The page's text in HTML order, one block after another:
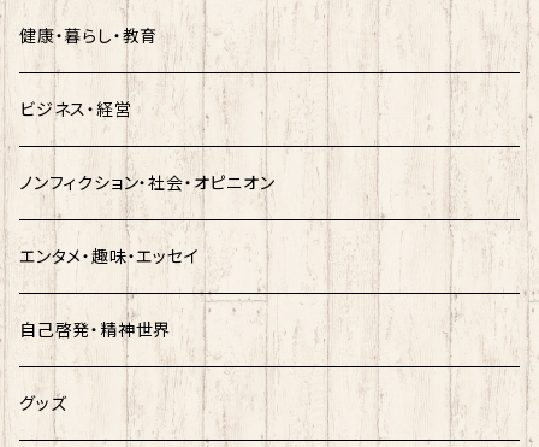
健康・暮らし・教育
ビジネス・経営
ノンフィクション・社会・オピニオン
エンタメ・趣味・エッセイ
自己啓発・精神世界
グッズ